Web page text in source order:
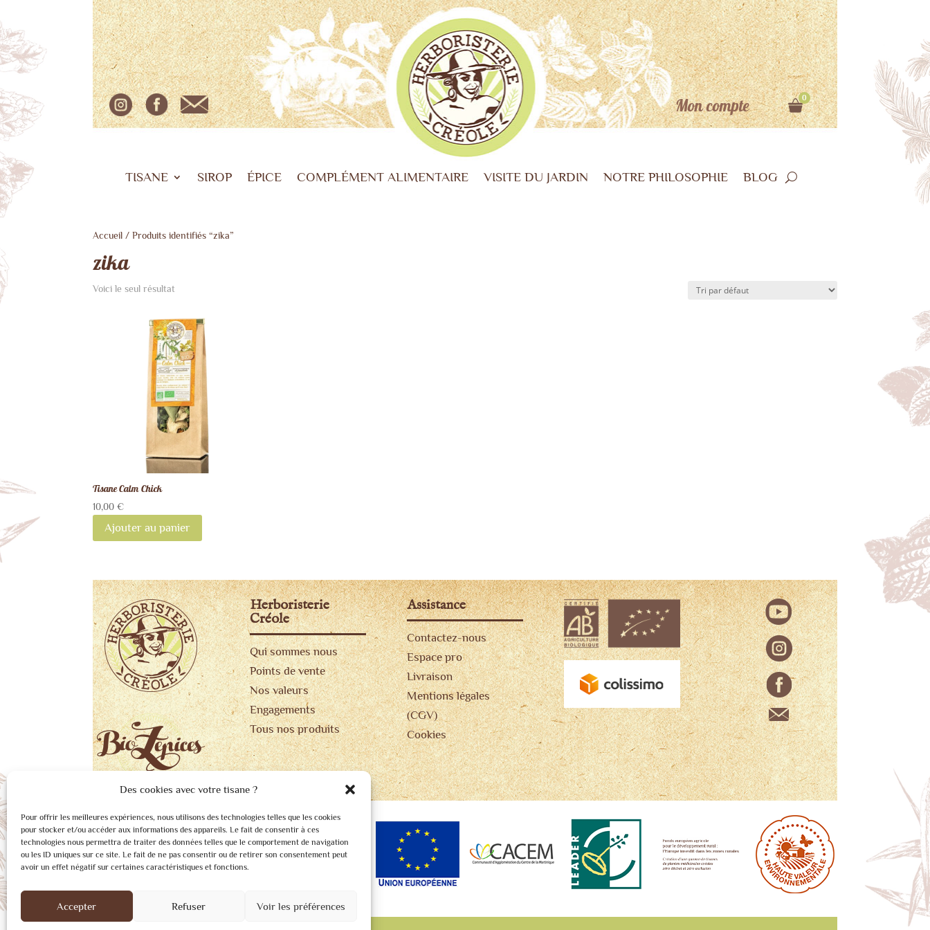
Des cookies avec votre tisane ?
Pour offrir les meilleures expériences, nous utilisons des technologies telles que les cookies
pour stocker et/ou accéder aux informations des appareils. Le fait de consentir à ces
technologies nous permettra de traiter des données telles que le comportement de navigation
ou les ID uniques sur ce site. Le fait de ne pas consentir ou de retirer son consentement peut
avoir un effet négatif sur certaines caractéristiques et fonctions.
Accepter Refuser Voir les préférences
Mon compte 0
TISANE SIROP ÉPICE COMPLÉMENT ALIMENTAIRE VISITE DU JARDIN NOTRE PHILOSOPHIE BLOG
Accueil / Produits identifiés “zika”
zika
Voici le seul résultat
Tisane Calm Chick
10,00€
Ajouter au panier
Herboristerie
Créole
Qui sommes nous
Points de vente
Nos valeurs
Engagements
Tous nos produits
Assistance
Contactez-nous
Espace pro
Livraison
Mentions légales
(CGV)
Cookies